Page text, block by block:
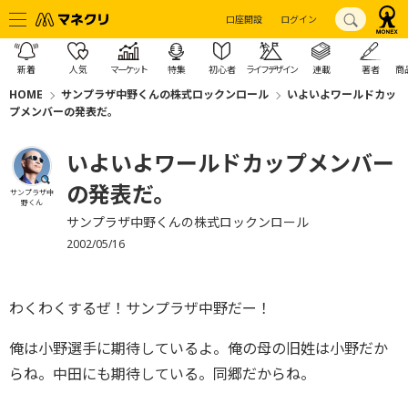
口座開設 ログイン
新着 人気 マーケット 特集 初心者 ライフデザイン 連載 著者 商
HOME サンプラザ中野くんの株式ロックンロール
いよいよワールドカッ
プメンバーの発表だ。
サンプラザ中
野くん
いよいよワールドカップメンバー
の発表だ。
サンプラザ中野くんの株式ロックンロール
2002/05/16
わくわくするぜ！サンプラザ中野だー！
俺は小野選手に期待しているよ。俺の母の旧姓は小野だか
らね。中田にも期待している。同郷だからね。